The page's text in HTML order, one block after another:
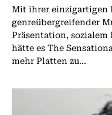
Mit ihrer einzigartigen
genreübergreifender
Präsentation, sozialem
hätte es The
mehr Platten zu...